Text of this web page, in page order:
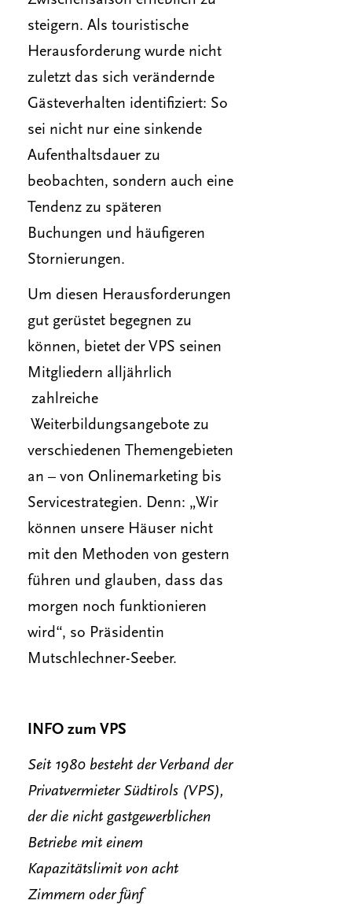
steigern. Als touristische
Herausforderung wurde nicht
zuletzt das sich verändernde
Gästeverhalten identifiziert: So
sei nicht nur eine sinkende
Aufenthaltsdauer zu
beobachten, sondern auch eine
Tendenz zu späteren
Buchungen und häufigeren
Stornierungen.
Um diesen Herausforderungen
gut gerüstet begegnen zu
können, bietet der VPS seinen
Mitgliedern alljährlich
zahlreiche
Weiterbildungsangebote zu
verschiedenen Themengebieten
an – von Onlinemarketing bis
Servicestrategien. Denn: „Wir
können unsere Häuser nicht
mit den Methoden von gestern
führen und glauben, dass das
morgen noch funktionieren
wird“, so Präsidentin
Mutschlechner-Seeber.
INFO zum VPS
Seit 1980 besteht der Verband der
Privatvermieter Südtirols (VPS),
der die nicht gastgewerblichen
Betriebe mit einem
Kapazitätslimit von acht
Zimmern oder fünf